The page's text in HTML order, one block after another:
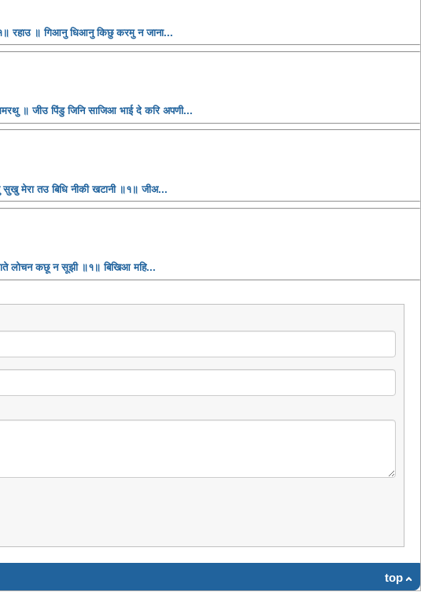
रहाउ ॥ गिआनु धिआनु किछु करमु न जाना...
॥ जीउ पिंडु जिनि साजिआ भाई दे करि अपणी...
मेरा तउ बिधि नीकी खटानी ॥१॥ जीअ...
लोचन कछू न सूझी ॥१॥ बिखिआ महि...
top